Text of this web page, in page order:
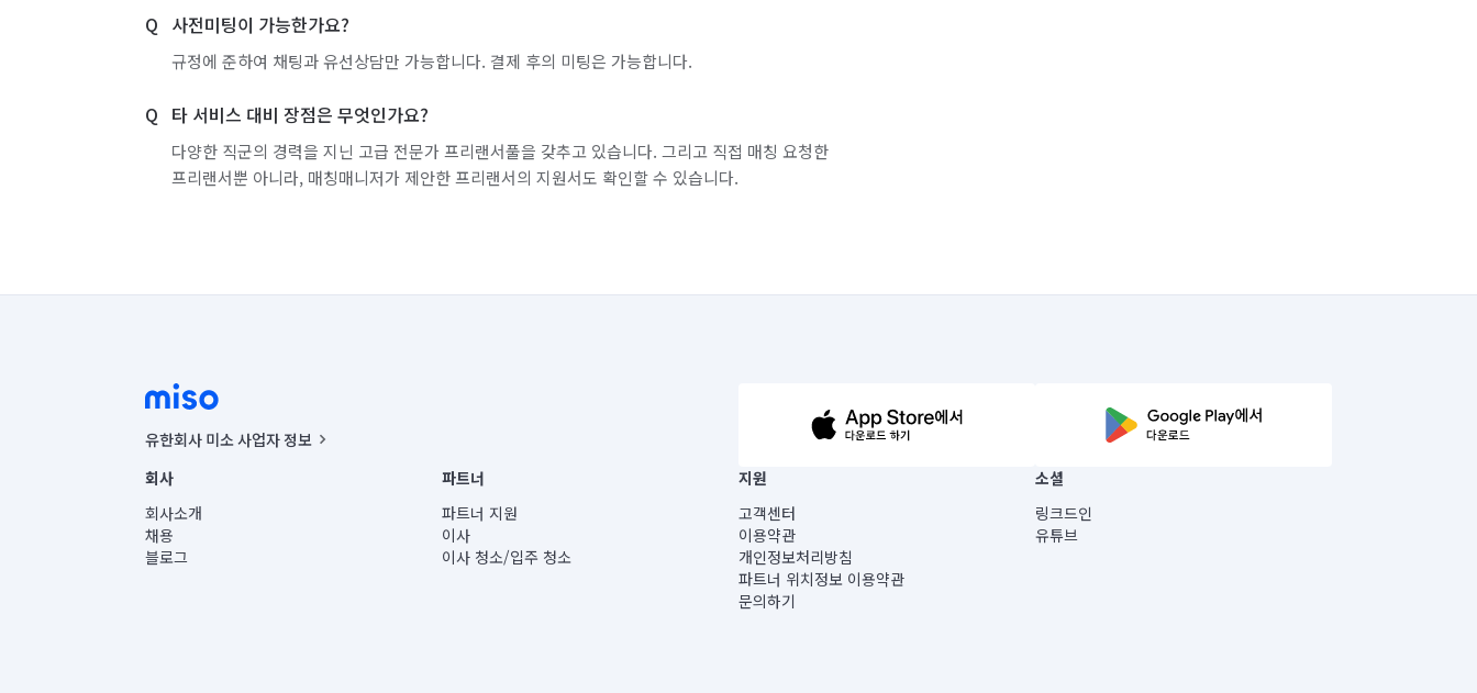
사전미팅이 가능한가요?
규정에 준하여 채팅과 유선상담만 가능합니다. 결제 후의 미팅은 가능합니다.
타 서비스 대비 장점은 무엇인가요?
다양한 직군의 경력을 지닌 고급 전문가 프리랜서풀을 갖추고 있습니다. 그리고 직접 매칭 요청한
프리랜서뿐 아니라, 매칭매니저가 제안한 프리랜서의 지원서도 확인할 수 있습니다.
유한회사 미소 사업자 정보
사업자등록번호 : 291-87-00271 | 인허가번호 : 2016-3220163-14-5-00019 |
통신판매신고번호 : 2024-서울종로-1400(공정거래위원회 정보) |
대표이사 : CHING VICTOR COLUMBIA RHEE
주소 | 본사: 서울특별시 종로구 율곡로 6(중학동, 트윈트리빌딩) B동 5층
컨택센터 : 서울특별시 종로구 수송동 율곡로 24, 7층, 8층 미소
회사
회사소개
채용
블로그
파트너
파트너 지원
이사
이사 청소/입주 청소
지원
고객센터
이용약관
개인정보처리방침
파트너 위치정보 이용약관
문의하기
소셜
링크드인
유튜브